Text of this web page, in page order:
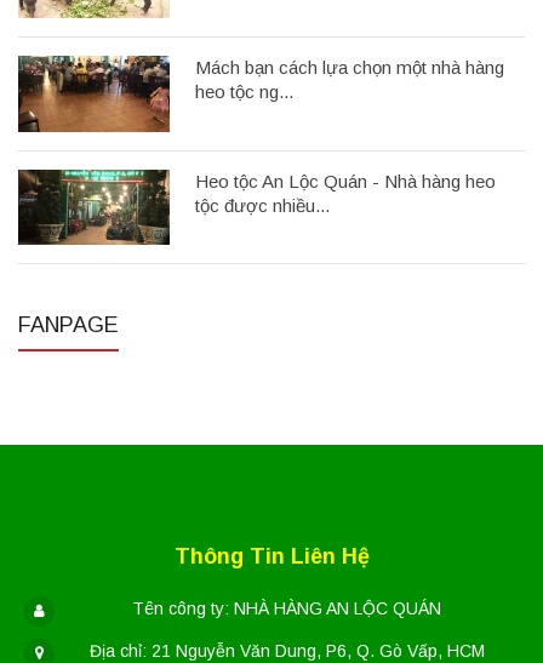
Mách bạn cách lựa chọn một nhà hàng
heo tộc ng...
Heo tộc An Lộc Quán - Nhà hàng heo
tộc được nhiều...
FANPAGE
Thông Tin Liên Hệ
Tên công ty: NHÀ HÀNG AN LỘC QUÁN
Địa chỉ: 21 Nguyễn Văn Dung, P6, Q. Gò Vấp, HCM